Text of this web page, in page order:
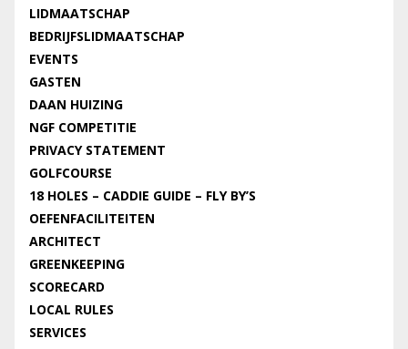
LIDMAATSCHAP
BEDRIJFSLIDMAATSCHAP
EVENTS
GASTEN
DAAN HUIZING
NGF COMPETITIE
PRIVACY STATEMENT
GOLFCOURSE
18 HOLES – CADDIE GUIDE – FLY BY’S
OEFENFACILITEITEN
ARCHITECT
GREENKEEPING
SCORECARD
LOCAL RULES
SERVICES